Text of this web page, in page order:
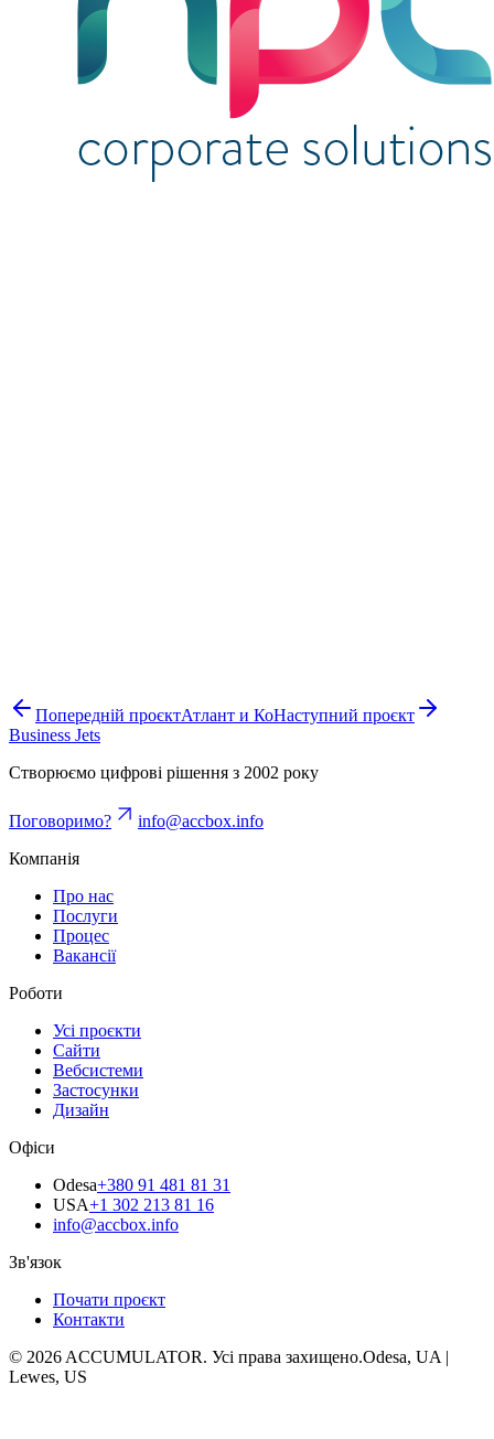
Попередній проєктАтлант и КоНаступний проєкт
Business Jets
Створюємо цифрові рішення з 2002 року
Поговоримо?
info@accbox.info
Компанія
Про нас
Послуги
Процес
Вакансії
Роботи
Усі проєкти
Сайти
Вебсистеми
Застосунки
Дизайн
Офіси
Odesa+380 91 481 81 31
USA+1 302 213 81 16
info@accbox.info
Зв'язок
Почати проєкт
Контакти
© 2026 ACCUMULATOR. Усі права захищено.Odesa, UA |
Lewes, US